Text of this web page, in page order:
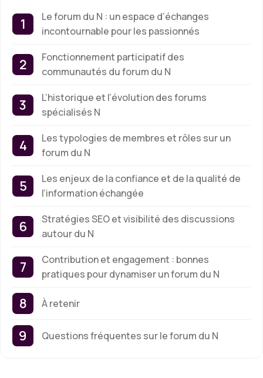
Le forum du N : un espace d’échanges
incontournable pour les passionnés
Fonctionnement participatif des
communautés du forum du N
L’historique et l’évolution des forums
spécialisés N
Les typologies de membres et rôles sur un
forum du N
Les enjeux de la confiance et de la qualité de
l’information échangée
Stratégies SEO et visibilité des discussions
autour du N
Contribution et engagement : bonnes
pratiques pour dynamiser un forum du N
À retenir
Questions fréquentes sur le forum du N